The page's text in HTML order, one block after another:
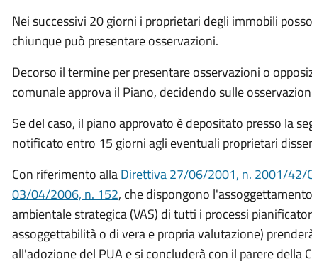
Nei successivi 20 giorni i proprietari degli immobili
chiunque può presentare osservazioni.
Decorso il termine per presentare osservazioni o
comunale approva il Piano, decidendo sulle
Se del caso, il piano approvato è depositato presso la
notificato entro 15 giorni agli eventuali proprietari
Con riferimento allaDirettiva 27/06/2001, n. 2001/42/
03/04/2006, n. 152, che dispongono
ambientale strategica (VAS) di tutti i processi
assoggettabilità o di vera e propria valutazione)
all'adozione del PUA e si concluderà con il parere della